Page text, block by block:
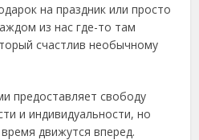
на праздник или просто
из нас где-то там
счастлив необычному
предоставляет свободу
и индивидуальности, но
движутся вперед.